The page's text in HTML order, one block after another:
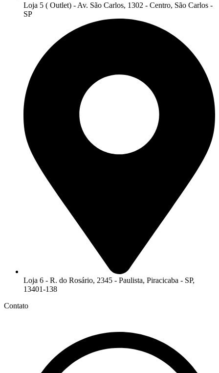
Loja 5 ( Outlet) - Av. São Carlos, 1302 - Centro, São Carlos -
SP
Loja 6 - R. do Rosário, 2345 - Paulista, Piracicaba - SP,
13401-138
Contato